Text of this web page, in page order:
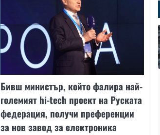
Бивш министър, който фалира най-
големият hi-tech проект на Руската
федерация, получи преференции
за нов завод за електроника